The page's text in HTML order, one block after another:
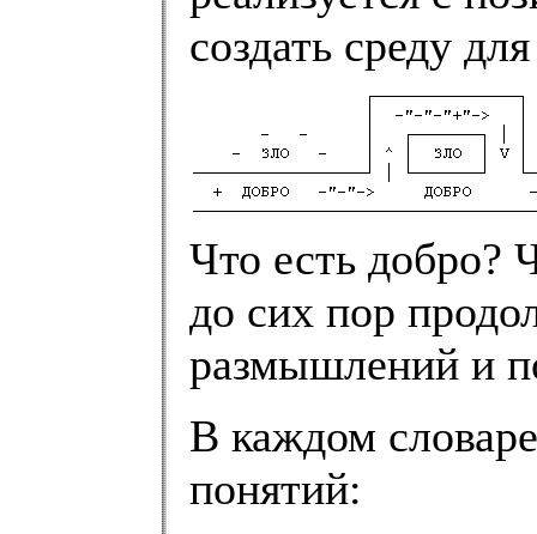
создать среду
Что есть добро?
до сих пор
размышлений и
В каждом
понятий: